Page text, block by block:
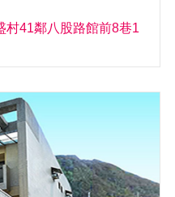
村41鄰八股路館前8巷1